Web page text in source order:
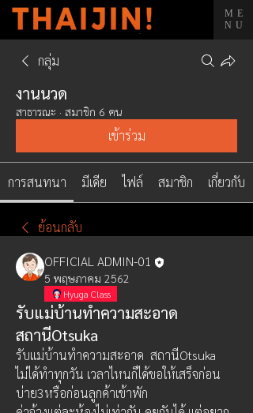
ME
NU
กลุ่ม
งานนวด
สาธารณะ · สมาชิก 6 คน
เข้าร่วม
การสนทนา มีเดีย ไฟล์ สมาชิก เกี่ยวกับ
ย้อนกลับ
OFFICIAL ADMIN-01
5 พฤษภาคม 2562
Hyuga Class
รับแม่บ้านทำความสะอาด
สถานีOtsuka
รับแม่บ้านทำความสะอาด  สถานีOtsuka
ไม่ได้ทำทุกวัน เวลาไหนก็ได้ขอให้เสร็จก่อน
บ่าย3หรือก่อนลูกค้าเข้าพัก